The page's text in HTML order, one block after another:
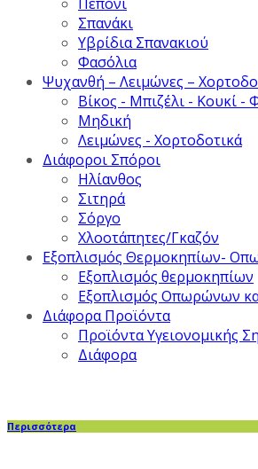
Σπανάκι
Υβρίδια Σπανακιού
Φασόλια
Ψυχανθή – Λειμώνες –
Βίκος - Μπιζέλι - Κουκί -
Μηδική
Λειμώνες - Χορτοδοτικά
Διάφοροι Σπόροι
Ηλίανθος
Σιτηρά
Σόργο
Χλοοτάπητες/Γκαζόν
Εξοπλισμός Θερμοκηπίων-
Εξοπλισμός θερμοκηπίων
Εξοπλισμός Οπωρώνων
Διάφορα Προϊόντα
Προϊόντα Υγειονομικής
Διάφορα
Περισσότερα